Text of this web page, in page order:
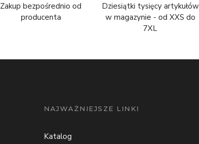
Zakup bezpośrednio od
producenta
Dziesiątki tysięcy artykułów
w magazynie - od XXS do
7XL
NAJWAŻNIEJSZE LINKI
Katalog